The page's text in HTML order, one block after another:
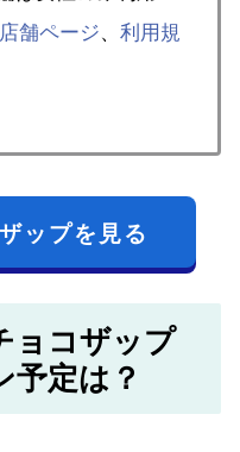
舗ページ、 利用規
ップを見る
ョコザップ
予定は？